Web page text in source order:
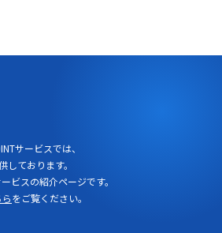
サービスでは、
ております。
ビスの紹介ページです。
をご覧ください。